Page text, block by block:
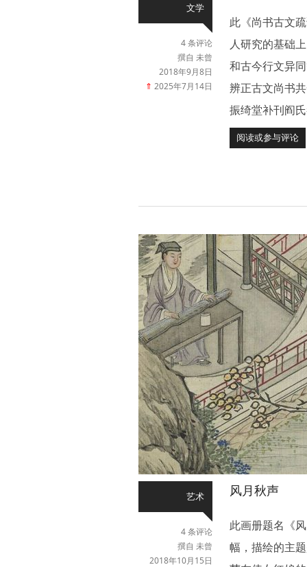
文学
4 条评论
撰自 未曾
2018年9月8日
⇑ 2025年7月14日
此《尚书古文
人研究的基础
和古今行文异
辨正古文尚书
振绮堂补刊阎
阅读或参与评论
艺术
4 条评论
撰自 未曾
2018年10月15日
风月秋声
此画册题名《
幅，描绘的主